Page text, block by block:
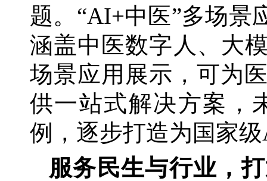
题。“AI+中医”多场景
涵盖中医数字人、大
场景应用展示，可为
供一站式解决方案，
例，逐步打造为国家
服务民生与行业，